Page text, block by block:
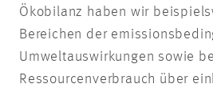
Ökobilanz haben wir
Bereichen der
Umweltauswirkungen sowie
Ressourcenverbrauch über